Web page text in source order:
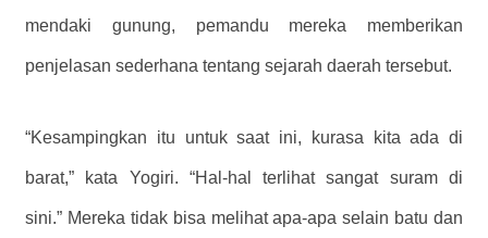
mendaki gunung, pemandu mereka memberikan
penjelasan sederhana tentang sejarah daerah tersebut.
“Kesampingkan itu untuk saat ini, kurasa kita ada di
barat,” kata Yogiri. “Hal-hal terlihat sangat suram di
sini.” Mereka tidak bisa melihat apa-apa selain batu dan